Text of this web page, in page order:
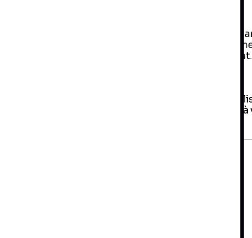
Le retrait en magasin : sélectionner vos produits
proche de chez vous et retirer votre colis
le magasin au sein duquel vous avez effectué l’achat.
Vous avez jusqu'à 14 jours pour retourner votre
vous avez fait votre achat. Les frais de retour sont